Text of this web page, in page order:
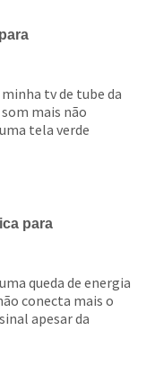
tv de tube da
mais não
tela verde
para
queda de energia
conecta mais o
apesar da